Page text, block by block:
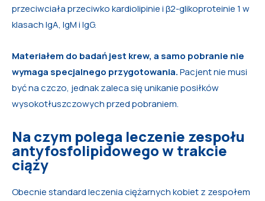
przeciwciała przeciwko kardiolipinie i β2-glikoproteinie 1 w
klasach IgA, IgM i IgG.
Materiałem do badań jest krew, a samo pobranie nie
wymaga specjalnego przygotowania.Pacjent nie musi
być na czczo, jednak zaleca się unikanie posiłków
wysokotłuszczowych przed pobraniem.
Na czym polega leczenie zespołu
antyfosfolipidowego w trakcie
ciąży
Obecnie standard leczenia ciężarnych kobiet z zespołem